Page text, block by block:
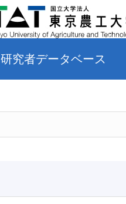
研究者データベース